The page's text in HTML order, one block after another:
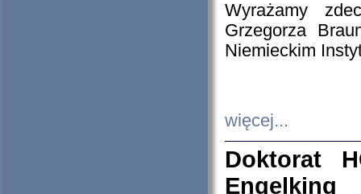
Wyrażamy
Grzegorza
Niemieckim
więcej...
Doktorat
Engelking